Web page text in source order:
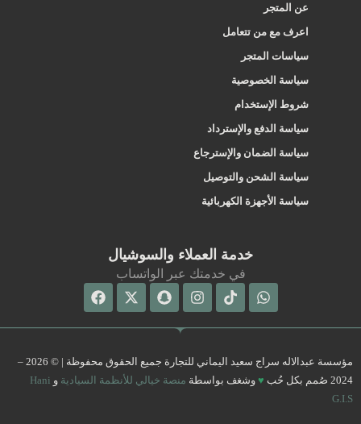
عن المتجر
اعرف مع من تتعامل
سياسات المتجر
سياسة الخصوصية
شروط الإستخدام
سياسة الدفع والإسترداد
سياسة الضمان والإسترجاع
سياسة الشحن والتوصيل
سياسة الأجهزة الكهربائية
خدمة العملاء والسوشيال
في خدمتك عبر الواتساب
Whatsapp
Tiktok
Instagram
Snapchat
X-
twitter
Facebook
مؤسسة عبدالاله سراج سعيد اليماني للتجارة جميع الحقوق محفوظة | © 2026 –
2024 صُمم بكل حُب
♥ وشغف بواسطة منصة خيالي للأنظمة السيادية و Hani
G.I.S